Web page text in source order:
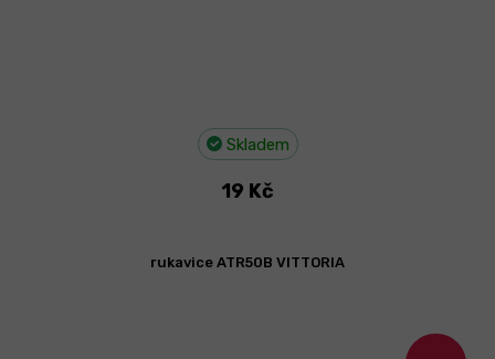
Skladem
19 Kč
rukavice ATR50B VITTORIA